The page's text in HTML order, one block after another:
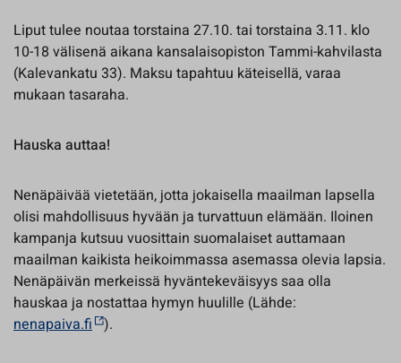
Liput tulee noutaa torstaina 27.10. tai torstaina 3.11. klo
10-18 välisenä aikana kansalaisopiston Tammi-kahvilasta
(Kalevankatu 33). Maksu tapahtuu käteisellä, varaa
mukaan tasaraha.
Hauska auttaa!
Nenäpäivää vietetään, jotta jokaisella maailman lapsella
olisi mahdollisuus hyvään ja turvattuun elämään. Iloinen
kampanja kutsuu vuosittain suomalaiset auttamaan
maailman kaikista heikoimmassa asemassa olevia lapsia.
Nenäpäivän merkeissä hyväntekeväisyys saa olla
hauskaa ja nostattaa hymyn huulille (Lähde:
nenapaiva.fi ).